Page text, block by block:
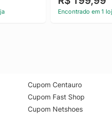
Encontrado em 1
Cupom Centauro
Cupom Fast Shop
Cupom Netshoes